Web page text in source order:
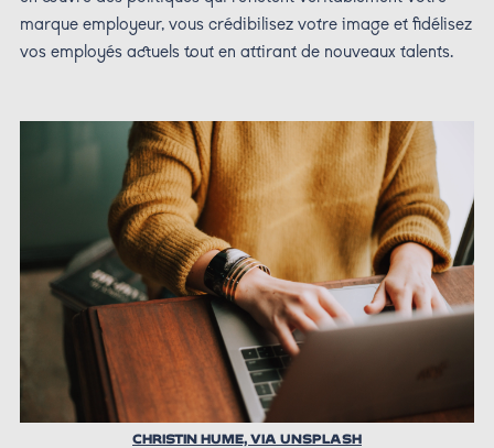
marque employeur, vous crédibilisez votre image et fidélisez
vos employés actuels tout en attirant de nouveaux talents.
CHRISTIN HUME, VIA UNSPLASH